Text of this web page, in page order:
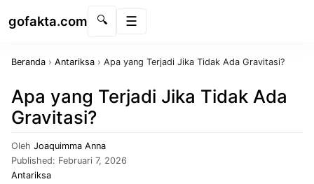
gofakta.com 🔍
Beranda › Antariksa › Apa yang Terjadi Jika Tidak Ada Gravitasi?
Apa yang Terjadi Jika Tidak Ada
Gravitasi?
Oleh Joaquimma Anna
Published: Februari 7, 2026
Antariksa